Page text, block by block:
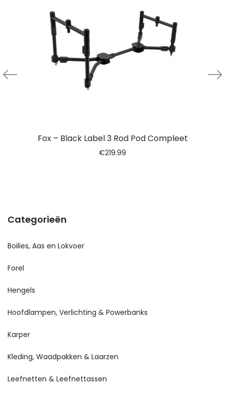
Fox – Black Label 3 Rod Pod Compleet
€219.99
Categorieën
Boilies, Aas en Lokvoer
Forel
Hengels
Hoofdlampen, Verlichting & Powerbanks
Karper
Kleding, Waadpakken & Laarzen
Leefnetten & Leefnettassen